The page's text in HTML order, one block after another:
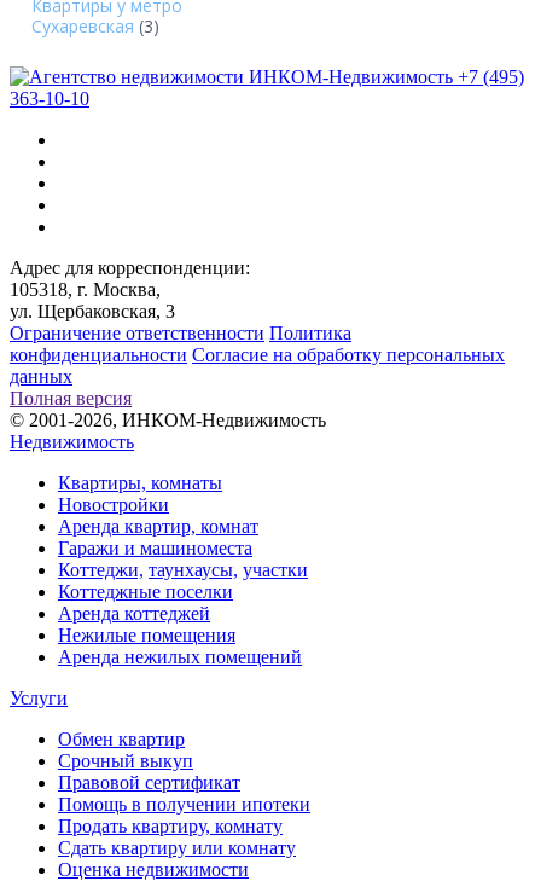
Квартиры у метро
Сухаревская (3)
+7 (495)
363-10-10
Адрес для корреспонденции:
105318, г. Москва,
ул. Щербаковская, 3
Ограничение ответственности Политика
конфиденциальности Согласие на обработку персональных
данных
Полная версия
© 2001-2026, ИНКОМ-Недвижимость
Недвижимость
Квартиры, комнаты
Новостройки
Аренда квартир, комнат
Гаражи и машиноместа
Коттеджи, таунхаусы, участки
Коттеджные поселки
Аренда коттеджей
Нежилые помещения
Аренда нежилых помещений
Услуги
Обмен квартир
Срочный выкуп
Правовой сертификат
Помощь в получении ипотеки
Продать квартиру, комнату
Сдать квартиру или комнату
Оценка недвижимости